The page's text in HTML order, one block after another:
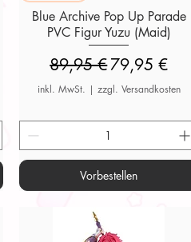
Blue Archive Pop Up Parade
PVC Figur Yuzu (Maid)
Standardpreis
89,95 €Sale-Preis
79,95 €
inkl. MwSt. | zzgl. Versandkosten
Vorbestellen